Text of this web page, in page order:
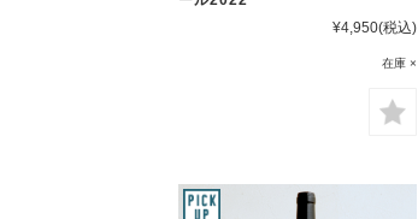
¥4,950(税込)
在庫 ×